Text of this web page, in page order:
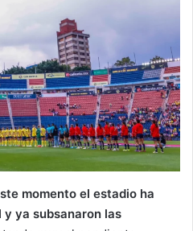
momento el estadio ha
ya subsanaron las